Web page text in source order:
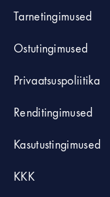
Tarnetingimused
Ostutingimused
Privaatsuspoliitika
Renditingimused
Kasutustingimused
KKK